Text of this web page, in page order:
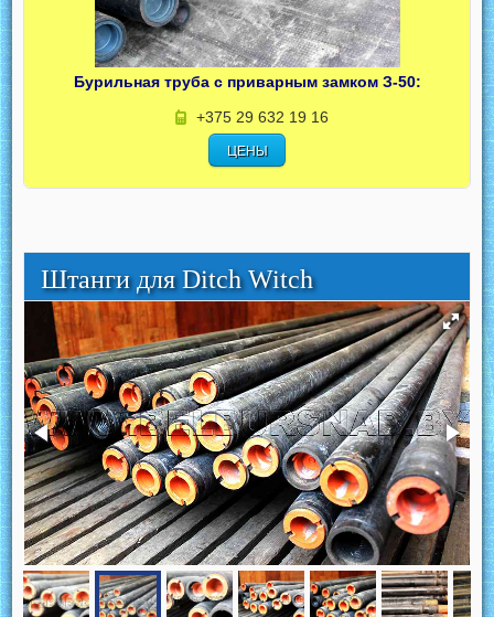
Бурильная труба с приварным замком З-50:
+375 29 632 19 16
ЦЕНЫ
Штанги для Ditch Witch